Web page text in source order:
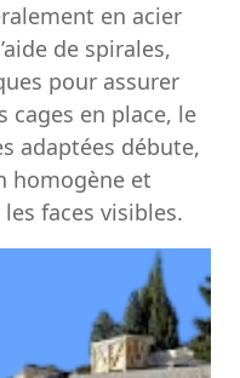
en acier
de spirales,
pour assurer
cages en place, le
adaptées débute,
homogène et
faces visibles.